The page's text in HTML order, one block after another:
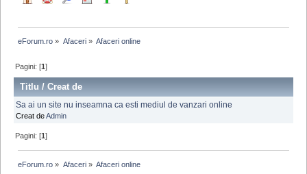
eForum.ro » Afaceri» Afaceri online
Pagini: [1]
Titlu /Creat de
Sa ai un site nu inseamna ca esti mediul de vanzari online
Creat deAdmin
Pagini: [1]
eForum.ro » Afaceri» Afaceri online